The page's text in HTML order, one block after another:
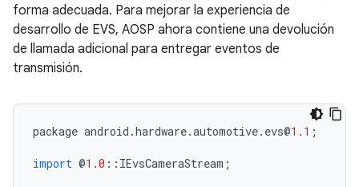
forma adecuada. Para mejorar la experiencia de
desarrollo de EVS, AOSP ahora contiene una devolución
de llamada adicional para entregar eventos de
transmisión.
package android .hardware.automotive. evs@1.1 ;
import @1.0 :: IEvsCameraStream ;